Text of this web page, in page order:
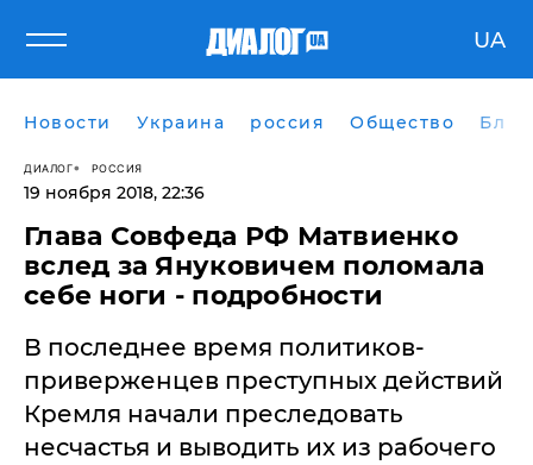
UA
Новости Украина россия Общество
ДИАЛОГ РОССИЯ
19 ноября 2018, 22:36
Глава Совфеда РФ Матвиенко
вслед за Януковичем поломала
себе ноги - подробности
В последнее время политиков-
приверженцев преступных действий
Кремля начали преследовать
несчастья и выводить их из рабочего